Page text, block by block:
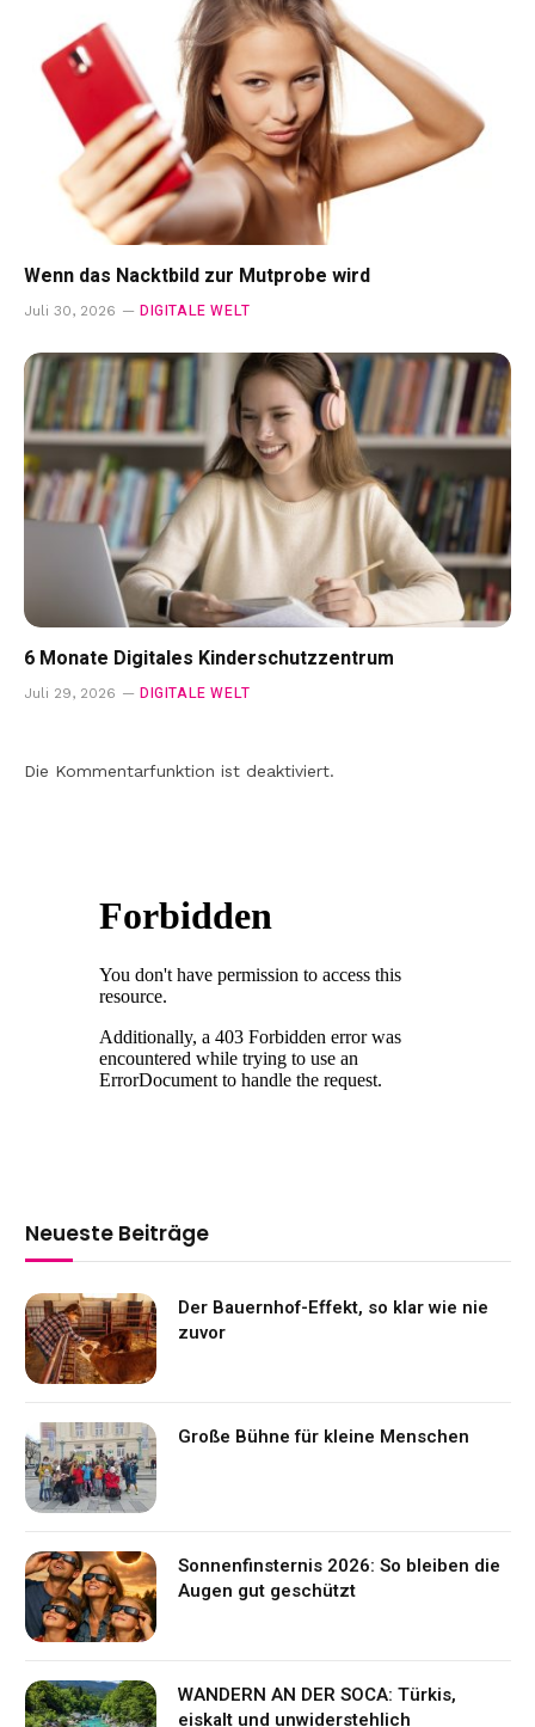
Wenn das Nacktbild zur Mutprobe wird
Juli 30, 2026 DIGITALE WELT
6 Monate Digitales Kinderschutzzentrum
Juli 29, 2026 DIGITALE WELT
Die Kommentarfunktion ist deaktiviert.
Neueste Beiträge
Der Bauernhof-Effekt, so klar wie nie
zuvor
Große Bühne für kleine Menschen
Sonnenfinsternis 2026: So bleiben die
Augen gut geschützt
WANDERN AN DER SOCA: Türkis,
eiskalt und unwiderstehlich